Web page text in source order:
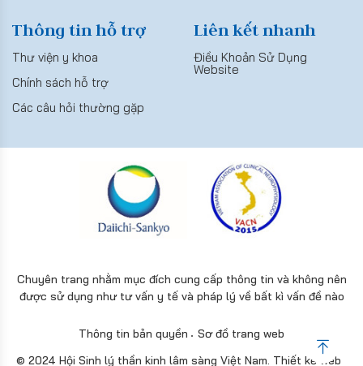
Thông tin hỗ trợ
Thư viện y khoa
Chính sách hỗ trợ
Các câu hỏi thường gặp
Liên kết nhanh
Điều Khoản Sử Dụng
Website
Chuyên trang nhằm mục đích cung cấp thông tin và không nên
được sử dụng như tư vấn y tế và pháp lý về bất kì vấn đề nào
Thông tin bản quyền
Sơ đồ trang web
© 2024 Hội Sinh lý thần kinh lâm sàng Việt Nam. Thiết kế web